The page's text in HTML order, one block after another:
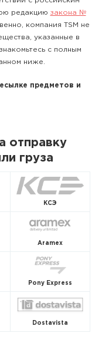
редакцию закона №
компания TSM не
указанные в
с полным
ниже.
предметов и
отправку
груза
КСЭ
Aramex
Pony Express
Dostavista